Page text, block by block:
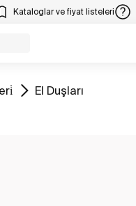
Kataloglar ve fiyat listeleri
Tüm
El Duşları